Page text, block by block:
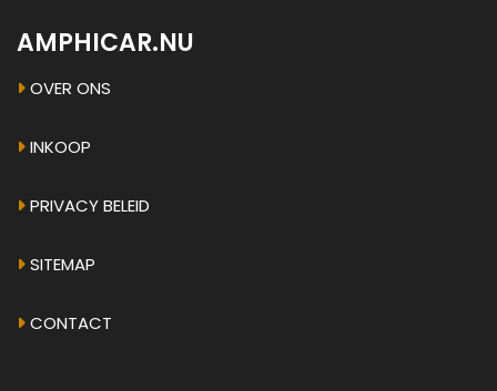
AMPHICAR.NU
OVER ONS
INKOOP
PRIVACY BELEID
SITEMAP
CONTACT